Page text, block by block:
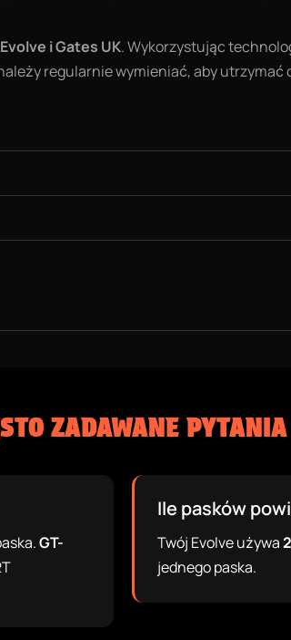
Evolve i Gates UK. Wykorzystując
regularnie wymieniać, aby
ZADAWANE PYTANIA
GT-
Ile pasków
Twój Evolve używa
jednego paska.